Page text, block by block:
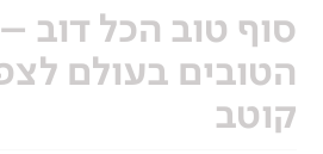
סוף טוב הכל דוב
הטובים בעולם
קוטב